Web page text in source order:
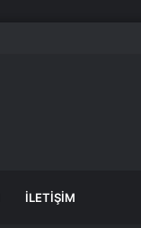
İLETIŞIM